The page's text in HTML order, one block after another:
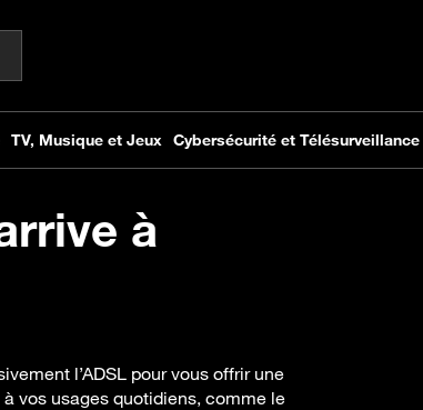
à
l’ADSL pour vous offrir une
vos usages quotidiens, comme le